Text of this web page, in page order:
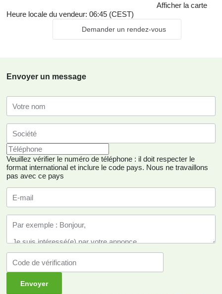
Afficher la carte
Heure locale du vendeur: 06:45 (CEST)
Demander un rendez-vous
Envoyer un message
Veuillez vérifier le numéro de téléphone : il doit respecter le
format international et inclure le code pays. Nous ne travaillons
pas avec ce pays